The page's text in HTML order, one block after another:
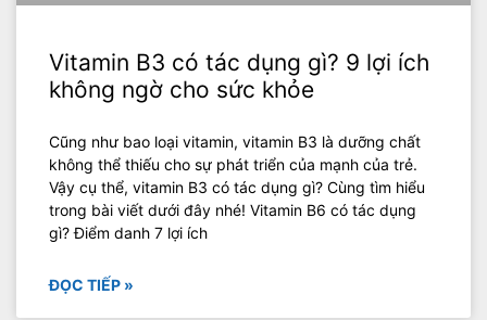
Vitamin B3 có tác dụng gì? 9 lợi ích
không ngờ cho sức khỏe
Cũng như bao loại vitamin, vitamin B3 là dưỡng chất
không thể thiếu cho sự phát triển của mạnh của trẻ.
Vậy cụ thể, vitamin B3 có tác dụng gì? Cùng tìm hiểu
trong bài viết dưới đây nhé! Vitamin B6 có tác dụng
gì? Điểm danh 7 lợi ích
ĐỌC TIẾP »